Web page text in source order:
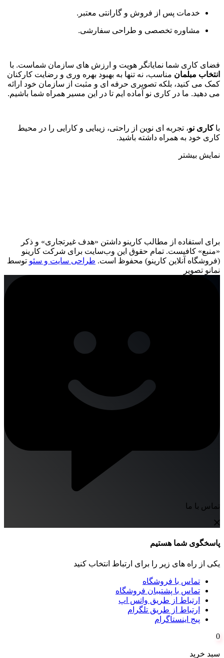
خدمات پس از فروش و گارانتی معتبر .
مشاوره تخصصی و طراحی سفارشی.
فضای کاری شما نمایانگر هویت و ارزش های سازمان شماست. با
انتخاب مبلمان مناسب، نه تنها به بهبود بهره وری و رضایت کارکنان
کمک می کنید، بلکه تصویری حرفه ای و مثبت از سازمان خود ارائه
می دهید. ما در کاری نو آماده ایم تا در این مسیر همراه شما باشیم.
باکاری نو، تجربه ای نوین از راحتی، زیبایی و کارایی را در محیط
کاری خود به همراه داشته باشید.
نمایش بیشتر
برای استفاده از مطالب کارینو داشتن «هدف غیرتجاری» و ذکر
«منبع» کافیست. تمام حقوق اين وب‌سايت برای شرکت کارینو
(فروشگاه آنلاین کارینو) محفوظ است. طراحی سایت و سئو توسط
نمانو تصویر
تماس با ما
پاسخگوی شما هستیم
یکی از راه های زیر را برای ارتباط انتخاب کنید
تماس با فروشگاه
تماس با پشتیبان فروشگاه
ارتباط از طریق واتس اپ
ارتباط از طریق تلگرام
پیج اینستاگرام
0
سبد خرید